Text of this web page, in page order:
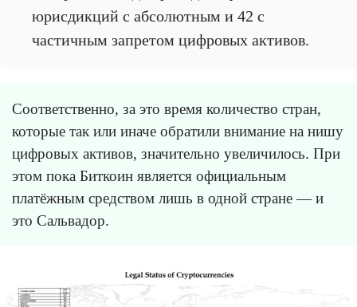
юрисдикций с абсолютным и 42 с
частичным запретом цифровых активов.
Соответственно, за это время количество стран,
которые так или иначе обратили внимание на нишу
цифровых активов, значительно увеличилось. При
этом пока Биткоин является официальным
платёжным средством лишь в одной стране — и
это Сальвадор.